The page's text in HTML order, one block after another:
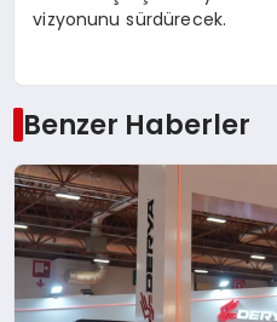
vizyonunu sürdürecek.
Benzer Haberler